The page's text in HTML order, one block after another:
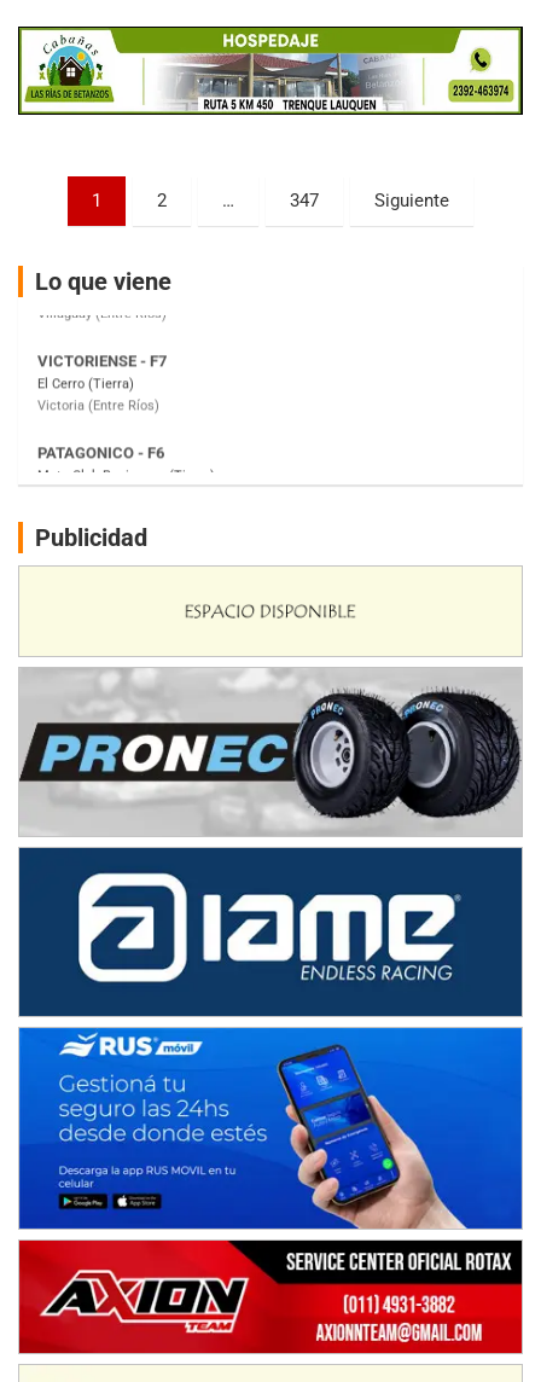
Paginación
entradas
1 2 … 347 Siguiente
Lo que viene
KDO - F6
Ciudad de Trenque Lauquen (Asfalto)
Trenque Lauquen (Buenos Aires)
Parque de la Velocidad (Asfalto)
Villaguay (Entre Ríos)
El Cerro (Tierra)
Victoria (Entre Ríos)
Moto Club Reginense (Tierra)
Gral. E. Godoy (Río Negro)
Juventud Unida (Tierra)
NORESTE SANTAFESINO - F6
Ciudad de Avellaneda (Asfalto)
Avellaneda (Santa Fe)
SUR SANTAFESINO - F4
Rufino (Santa Fe)
TUCUMANO - F5
Juan Navarro (Asfalto)
El Timbó (Tucumán)
COBERTURA ESPECIAL DE E-KART.COM.AR
Ramiro Tot (Asfalto)
Baradero (Buenos Aires)
KDO - F6
Ciudad de Trenque Lauquen (Asfalto)
ENTRERRIANO - F6 (POSTERGADA)
Parque de la Velocidad (Asfalto)
Villaguay (Entre Ríos)
VICTORIENSE - F7
El Cerro (Tierra)
Victoria (Entre Ríos)
PATAGONICO - F6
Gral. E. Godoy (Río Negro)
Humboldt (Santa Fe)
Publicidad